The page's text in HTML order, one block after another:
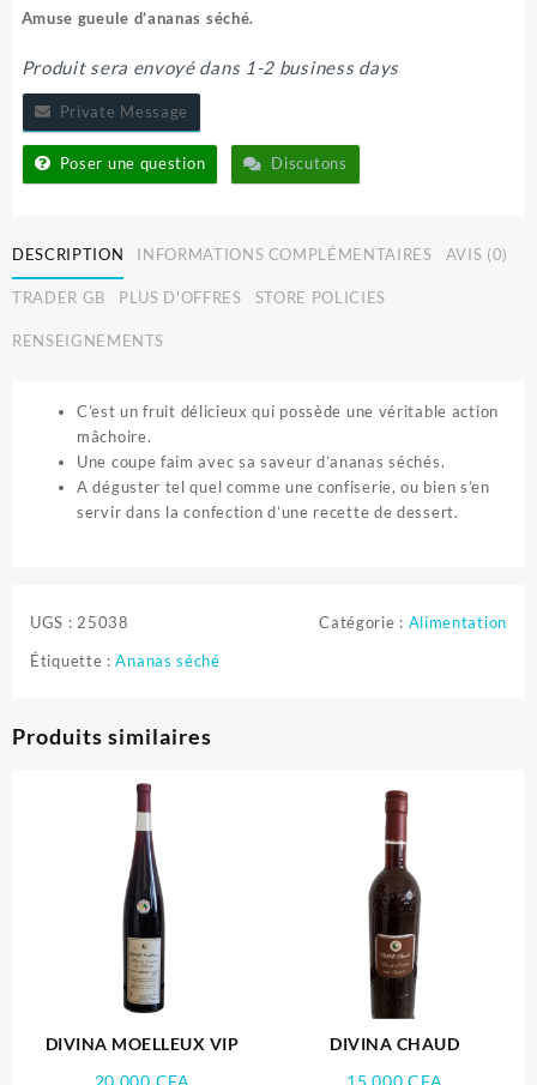
initial
600 CFA.
actuel
500 CFA.
Amuse gueule d’ananas séché.
Produit sera envoyé dans 1-2 business days
Private Message
Poser une question Discutons
DESCRIPTION INFORMATIONS COMPLÉMENTAIRES AVIS (0)
TRADER GB PLUS D'OFFRES STORE POLICIES
RENSEIGNEMENTS
C’est un fruit délicieux qui possède une véritable action
mâchoire.
Une coupe faim avec sa saveur d’ananas séchés.
A déguster tel quel comme une confiserie, ou bien s’en
servir dans la confection d’une recette de dessert.
UGS : 25038 Catégorie : Alimentation
Étiquette :Ananas séché
Produits similaires
DIVINA MOELLEUX VIP
DIVINA CHAUD